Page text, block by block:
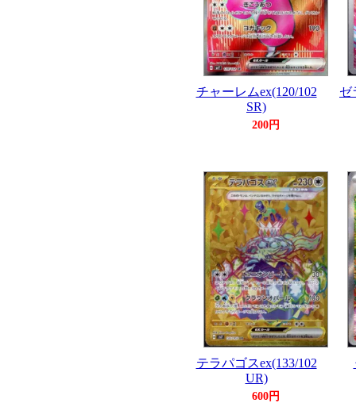
チャーレムex(120/102
SR)
200円
ゼ
テラパゴスex(133/102
UR)
600円